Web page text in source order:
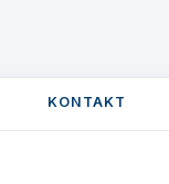
KONTAKT